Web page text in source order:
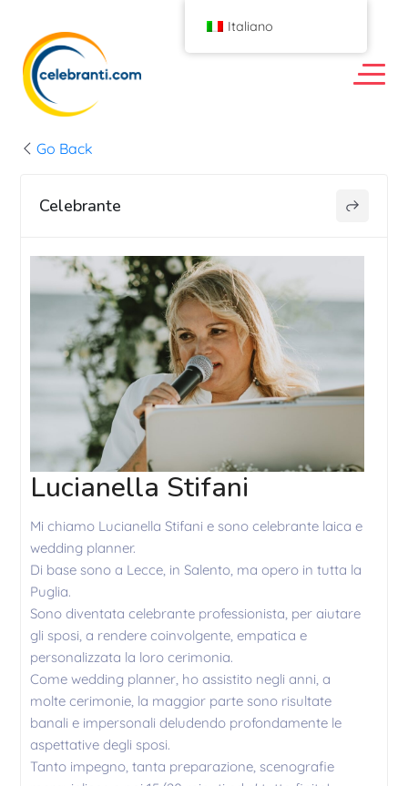
Go Back
Celebrante
Lucianella Stifani
Mi chiamo Lucianella Stifani e sono celebrante laica e
wedding planner.
Di base sono a Lecce, in Salento, ma opero in tutta la
Puglia.
Sono diventata celebrante professionista, per aiutare
gli sposi, a rendere coinvolgente, empatica e
personalizzata la loro cerimonia.
Come wedding planner, ho assistito negli anni, a
molte cerimonie, la maggior parte sono risultate
banali e impersonali deludendo profondamente le
aspettative degli sposi.
Tanto impegno, tanta preparazione, scenografie
Italiano